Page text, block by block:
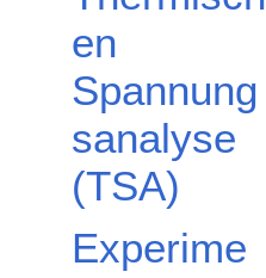
en
Spannung
sanalyse
(TSA)
Experime